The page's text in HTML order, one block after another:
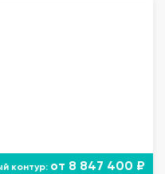
от 8 847 400 ₽